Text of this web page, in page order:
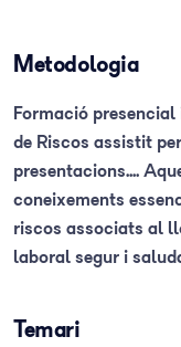
Metodologia
Formació
de Riscos assistit
presentacions....
coneixements
riscos associats al
laboral segur i
Temari